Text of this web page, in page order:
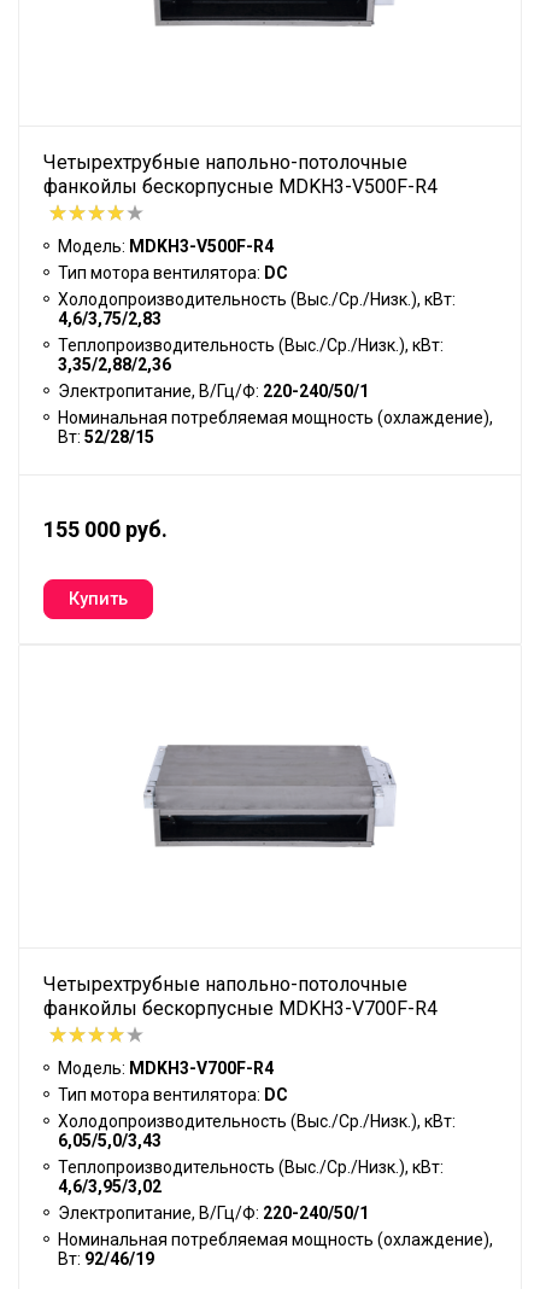
Четырехтрубные напольно-потолочные
фанкойлы бескорпусные MDKH3-V500F-R4
Модель: MDKH3-V500F-R4
Тип мотора вентилятора: DC
Холодопроизводительность (Выс./Ср./Низк.), кВт:
4,6/3,75/2,83
Теплопроизводительность (Выс./Ср./Низк.), кВт:
3,35/2,88/2,36
Электропитание, В/Гц/Ф: 220-240/50/1
Номинальная потребляемая мощность (охлаждение),
Вт: 52/28/15
155 000 руб.
Четырехтрубные напольно-потолочные
фанкойлы бескорпусные MDKH3-V700F-R4
Модель: MDKH3-V700F-R4
Тип мотора вентилятора: DC
Холодопроизводительность (Выс./Ср./Низк.), кВт:
6,05/5,0/3,43
Теплопроизводительность (Выс./Ср./Низк.), кВт:
4,6/3,95/3,02
Электропитание, В/Гц/Ф: 220-240/50/1
Номинальная потребляемая мощность (охлаждение),
Вт: 92/46/19